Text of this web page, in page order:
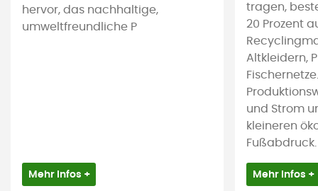
hervor, das nachhaltige,
umweltfreundliche P
Mehr Infos +
tragen,
20 Prozent
Altkleidern,
und Strom
kleineren
Fußabdruck.
Mehr Infos +